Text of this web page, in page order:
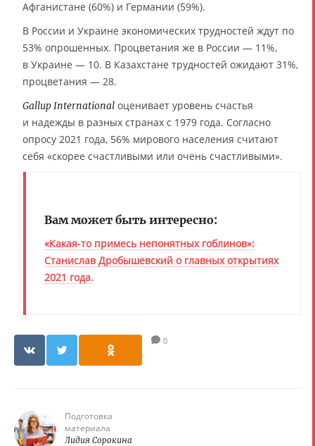
Афганистане (60%) и Германии (59%).
В России и Украине экономических трудностей ждут по
53% опрошенных. Процветания же в России — 11%,
в Украине — 10. В Казахстане трудностей ожидают 31%,
процветания — 28.
Gallup International оценивает уровень счастья
и надежды в разных странах с 1979 года. Согласно
опросу 2021 года, 56% мирового населения считают
себя «скорее счастливыми или очень счастливыми».
Вам может быть интересно:
«Какая-то примесь непонятных гоблинов»:
Станислав Дробышевский о главных открытиях
2021 года.
0
Подготовка
материала
Лидия Сорокина